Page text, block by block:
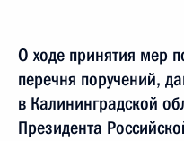
О ходе принятия мер
перечня поручений,
в Калининградской
Президента